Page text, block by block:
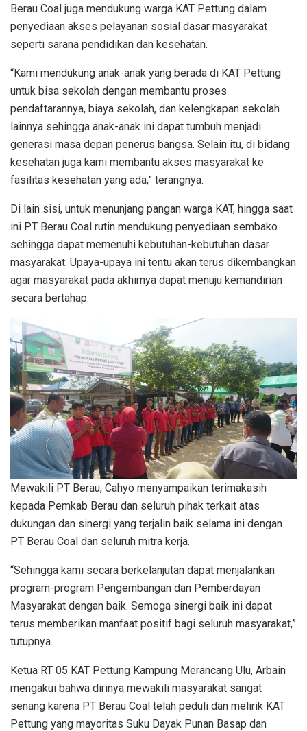
Berau Coal juga mendukung warga KAT Pettung dalam
penyediaan akses pelayanan sosial dasar masyarakat
seperti sarana pendidikan dan kesehatan.
“Kami mendukung anak-anak yang berada di KAT Pettung
untuk bisa sekolah dengan membantu proses
pendaftarannya, biaya sekolah, dan kelengkapan sekolah
lainnya sehingga anak-anak ini dapat tumbuh menjadi
generasi masa depan penerus bangsa. Selain itu, di bidang
kesehatan juga kami membantu akses masyarakat ke
fasilitas kesehatan yang ada,” terangnya.
Di lain sisi, untuk menunjang pangan warga KAT, hingga saat
ini PT Berau Coal rutin mendukung penyediaan sembako
sehingga dapat memenuhi kebutuhan-kebutuhan dasar
masyarakat. Upaya-upaya ini tentu akan terus dikembangkan
agar masyarakat pada akhirnya dapat menuju kemandirian
secara bertahap.
Mewakili PT Berau, Cahyo menyampaikan terimakasih
kepada Pemkab Berau dan seluruh pihak terkait atas
dukungan dan sinergi yang terjalin baik selama ini dengan
PT Berau Coal dan seluruh mitra kerja.
“Sehingga kami secara berkelanjutan dapat menjalankan
program-program Pengembangan dan Pemberdayan
Masyarakat dengan baik. Semoga sinergi baik ini dapat
terus memberikan manfaat positif bagi seluruh masyarakat,”
tutupnya.
Ketua RT 05 KAT Pettung Kampung Merancang Ulu, Arbain
mengakui bahwa dirinya mewakili masyarakat sangat
senang karena PT Berau Coal telah peduli dan melirik KAT
Pettung yang mayoritas Suku Dayak Punan Basap dan